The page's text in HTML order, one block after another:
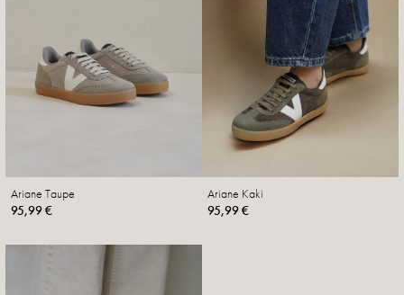
Ariane Taupe
95,99 €
Ariane Kaki
95,99 €